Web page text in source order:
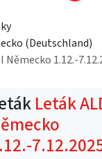
(Deutschland)
Německo 1.12.-
Leták